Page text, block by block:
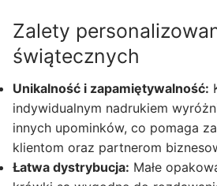
Zalety
świątecznych
Unikalność i zapamiętywalność:
indywidualnym nadrukiem
innych upominków, co pomaga
klientom oraz partnerom
Łatwa dystrybucja: Małe